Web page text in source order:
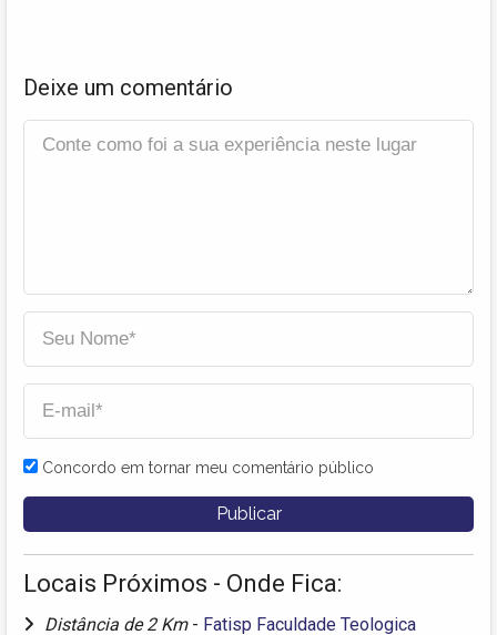
Deixe um comentário
Concordo em tornar meu comentário público
Locais Próximos - Onde Fica:
Distância de 2 Km - Fatisp Faculdade Teologica